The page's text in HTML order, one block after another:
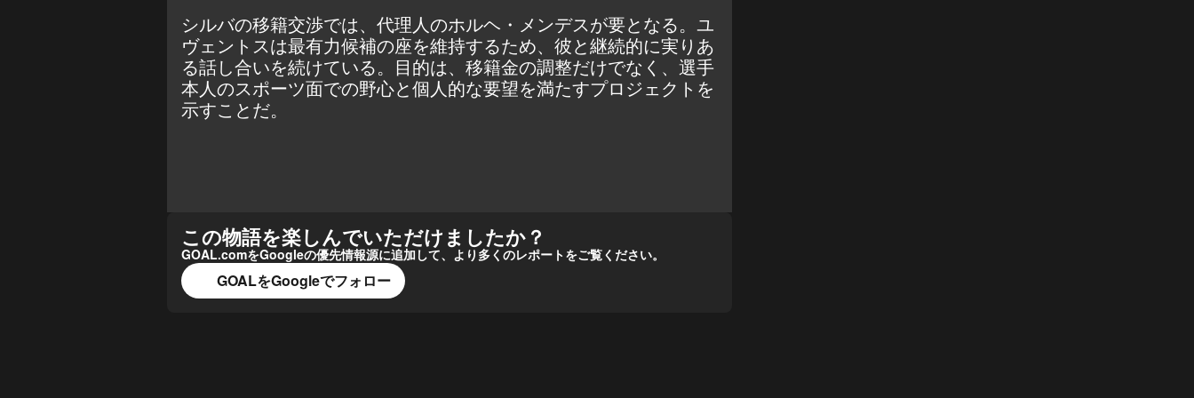
シルバの移籍交渉では、代理人のホルヘ・メンデスが要となる。ユ
ヴェントスは最有力候補の座を維持するため、彼と継続的に実りあ
る話し合いを続けている。目的は、移籍金の調整だけでなく、選手
本人のスポーツ面での野心と個人的な要望を満たすプロジェクトを
示すことだ。
この物語を楽しんでいただけましたか？
GOAL.comをGoogleの優先情報源に追加して、より多くのレポートをご覧ください。
GOALをGoogleでフォロー